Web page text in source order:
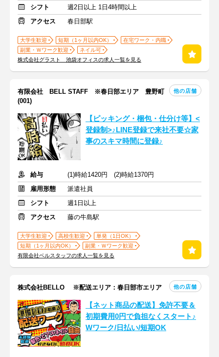
シフト
週2日以上 1日4時間以上
アクセス
春日部駅
大学生歓迎 短期（1ヶ月以内OK）
在宅ワーク・内職
副業・Ｗワーク歓迎
ネイル可
株式会社グラスト 池袋オフィスの求人一覧を見る
有限会社 BELL STAFF ※春日部エリア 豊野町
(001)
他の店舗
【ピッキング・梱包・仕分け等】<
登録制>♪LINE登録で来社不要☆家
事のスキマ時間に登録♪
給与
(1)時給1420円 (2)時給1370円
雇用形態
派遣社員
シフト
週1日以上
アクセス
藤の牛島駅
大学生歓迎 高校生歓迎
単発（1日OK）
短期（1ヶ月以内OK）
副業・Ｗワーク歓迎
有限会社ベルスタッフの求人一覧を見る
株式会社BELLO ※配送エリア：春日部市エリア 他の店舗
【ネット商品の配送】免許不要＆
初期費用0円で負担なくスタート♪
Wワーク/日払い/短期OK